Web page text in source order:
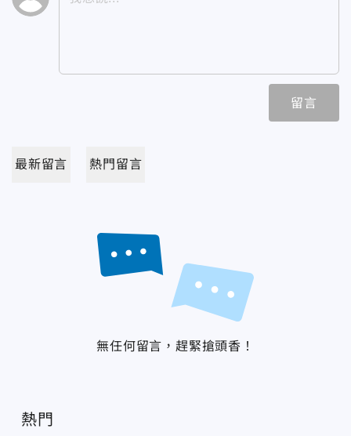
留言
最新留言 熱門留言
無任何留言，趕緊搶頭香！
熱門